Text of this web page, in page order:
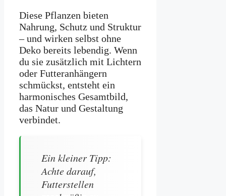
Diese Pflanzen bieten
Nahrung, Schutz und Struktur
– und wirken selbst ohne
Deko bereits lebendig. Wenn
du sie zusätzlich mit Lichtern
oder Futteranhängern
schmückst, entsteht ein
harmonisches Gesamtbild,
das Natur und Gestaltung
verbindet.
Ein kleiner Tipp:
Achte darauf,
Futterstellen